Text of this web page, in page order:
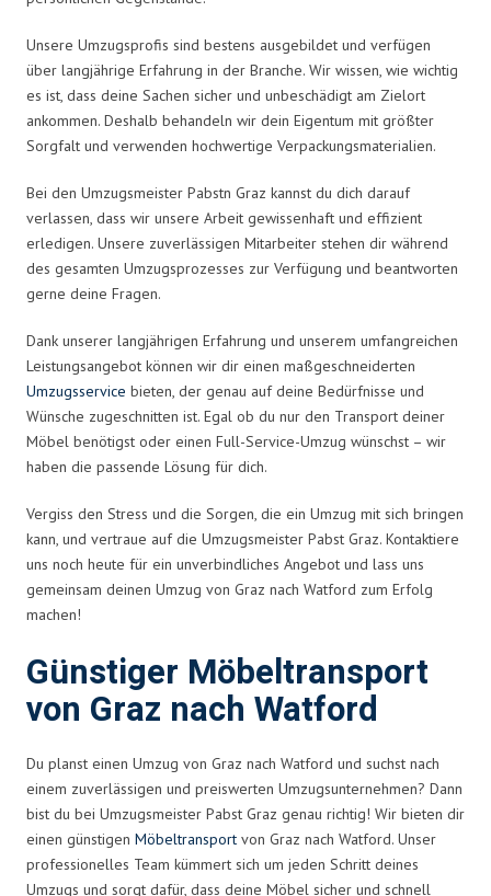
Unsere Umzugsprofis sind bestens ausgebildet und verfügen
über langjährige Erfahrung in der Branche. Wir wissen, wie wichtig
es ist, dass deine Sachen sicher und unbeschädigt am Zielort
ankommen. Deshalb behandeln wir dein Eigentum mit größter
Sorgfalt und verwenden hochwertige Verpackungsmaterialien.
Bei den Umzugsmeister Pabstn Graz kannst du dich darauf
verlassen, dass wir unsere Arbeit gewissenhaft und effizient
erledigen. Unsere zuverlässigen Mitarbeiter stehen dir während
des gesamten Umzugsprozesses zur Verfügung und beantworten
gerne deine Fragen.
Dank unserer langjährigen Erfahrung und unserem umfangreichen
Leistungsangebot können wir dir einen maßgeschneiderten
Umzugsservice bieten, der genau auf deine Bedürfnisse und
Wünsche zugeschnitten ist. Egal ob du nur den Transport deiner
Möbel benötigst oder einen Full-Service-Umzug wünschst – wir
haben die passende Lösung für dich.
Vergiss den Stress und die Sorgen, die ein Umzug mit sich bringen
kann, und vertraue auf die Umzugsmeister Pabst Graz. Kontaktiere
uns noch heute für ein unverbindliches Angebot und lass uns
gemeinsam deinen Umzug von Graz nach Watford zum Erfolg
machen!
Günstiger Möbeltransport
von Graz nach Watford
Du planst einen Umzug von Graz nach Watford und suchst nach
einem zuverlässigen und preiswerten Umzugsunternehmen? Dann
bist du bei Umzugsmeister Pabst Graz genau richtig! Wir bieten dir
einen günstigen Möbeltransport von Graz nach Watford. Unser
professionelles Team kümmert sich um jeden Schritt deines
Umzugs und sorgt dafür, dass deine Möbel sicher und schnell